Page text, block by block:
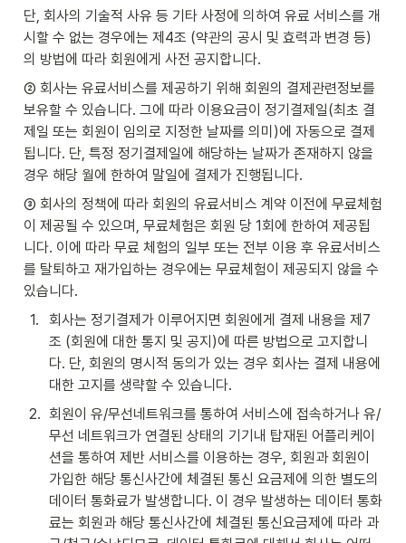
단, 회사의 기술적 사유 등 기타 사정에 의하여 유료 서비스를 개
시할 수 없는 경우에는 제4조 (약관의 공시 및 효력과 변경 등)
의 방법에 따라 회원에게 사전 공지합니다.
② 회사는 유료서비스를 제공하기 위해 회원의 결제관련정보를
보유할 수 있습니다. 그에 따라 이용요금이 정기결제일(최초 결
제일 또는 회원이 임의로 지정한 날짜를 의미)에 자동으로 결제
됩니다. 단, 특정 정기결제일에 해당하는 날짜가 존재하지 않을
경우 해당 월에 한하여 말일에 결제가 진행됩니다.
③ 회사의 정책에 따라 회원의 유료서비스 계약 이전에 무료체험
이 제공될 수 있으며, 무료체험은 회원 당 1회에 한하여 제공됩
니다. 이에 따라 무료 체험의 일부 또는 전부 이용 후 유료서비스
를 탈퇴하고 재가입하는 경우에는 무료체험이 제공되지 않을 수
있습니다.
1.
회사는 정기결제가 이루어지면 회원에게 결제 내용을 제7
조 (회원에 대한 통지 및 공지)에 따른 방법으로 고지합니
다. 단, 회원의 명시적 동의가 있는 경우 회사는 결제 내용에
대한 고지를 생략할 수 있습니다.
2. 회원이 유/무선네트워크를 통하여 서비스에 접속하거나 유/
무선 네트워크가 연결된 상태의 기기내 탑재된 어플리케이
션을 통하여 제반 서비스를 이용하는 경우, 회원과 회원이
가입한 해당 통신사간에 체결된 통신 요금제에 의한 별도의
데이터 통화료가 발생합니다. 이 경우 발생하는 데이터 통화
료는 회원과 해당 통신사간에 체결된 통신요금제에 따라 과